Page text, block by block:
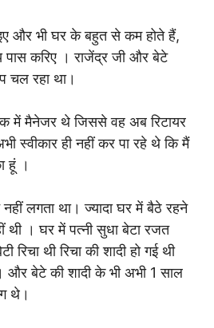
और भी घर के बहुत से कम होते हैं,
करिए । राजेंद्र जी और बेटे
चल रहा था।
थे जिससे वह अब रिटायर
स्वीकार ही नहीं कर पा रहे थे कि मैं
हूं ।
लगता था। ज्यादा घर में बैठे रहने
। घर में पत्नी सुधा बेटा रजत
रिचा थी रिचा की शादी हो गई थी
बेटे की शादी के भी अभी 1 साल
थे।